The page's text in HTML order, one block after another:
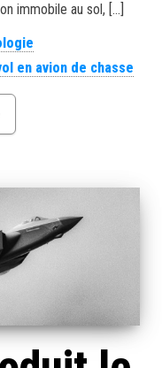
immobile au sol, […]
en avion de chasse